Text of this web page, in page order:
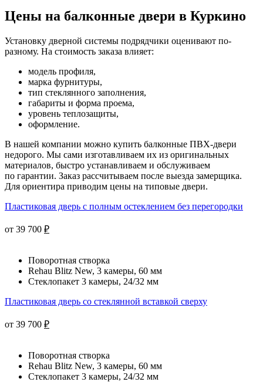
Цены на балконные двери в Куркино
Установку дверной системы подрядчики оценивают по-
разному. На стоимость заказа влияет:
модель профиля,
марка фурнитуры,
тип стеклянного заполнения,
габариты и форма проема,
уровень теплозащиты,
оформление.
В нашей компании можно купить балконные ПВХ-двери
недорого. Мы сами изготавливаем их из оригинальных
материалов, быстро устанавливаем и обслуживаем
по гарантии. Заказ рассчитываем после выезда замерщика.
Для ориентира приводим цены на типовые двери.
Пластиковая дверь с полным остеклением без перегородки
от 39 700 ₽
Поворотная створка
Rehau Blitz New, 3 камеры, 60 мм
Стеклопакет 3 камеры, 24/32 мм
Пластиковая дверь со стеклянной вставкой сверху
от 39 700 ₽
Поворотная створка
Rehau Blitz New, 3 камеры, 60 мм
Стеклопакет 3 камеры, 24/32 мм